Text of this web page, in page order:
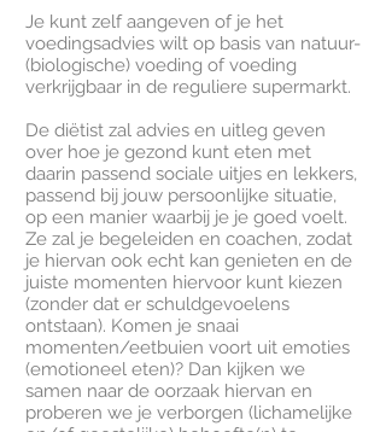
Je kunt zelf aangeven of je het
voedingsadvies wilt op basis van natuur-
(biologische) voeding of voeding
verkrijgbaar in de reguliere supermarkt.
De diëtist zal advies en uitleg geven
over hoe je gezond kunt eten met
daarin passend sociale uitjes en lekkers,
passend bij jouw persoonlijke situatie,
op een manier waarbij je je goed voelt.
Ze zal je begeleiden en coachen, zodat
je hiervan ook echt kan genieten en de
juiste momenten hiervoor kunt kiezen
(zonder dat er schuldgevoelens
ontstaan). Komen je snaai
momenten/eetbuien voort uit emoties
(emotioneel eten)? Dan kijken we
samen naar de oorzaak hiervan en
proberen we je verborgen (lichamelijke